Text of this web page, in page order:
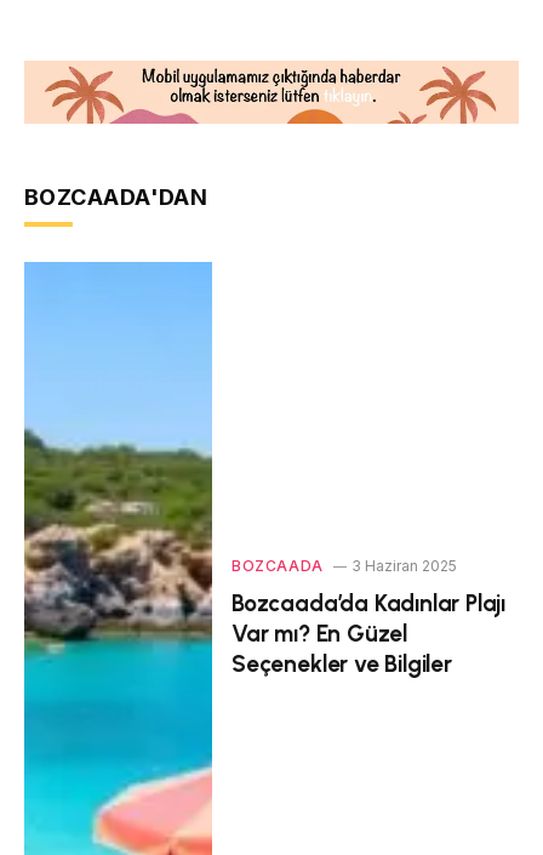
BOZCAADA'DAN
BOZCAADA 3 Haziran 2025
Bozcaada’da Kadınlar Plajı
Var mı? En Güzel
Seçenekler ve Bilgiler